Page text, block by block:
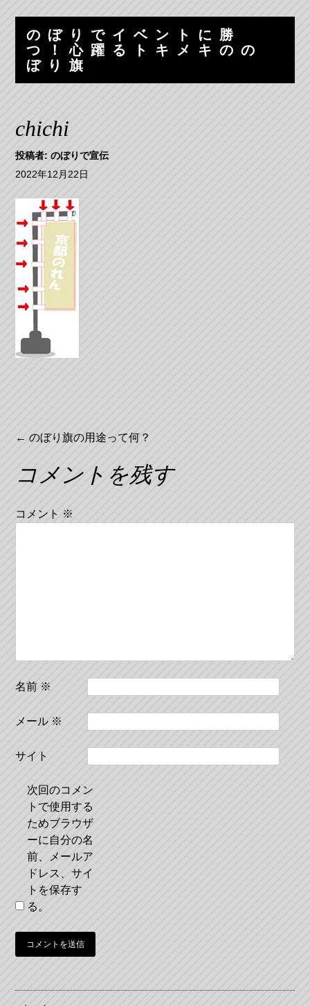
キ
プ
へ
キ
ッ
のぼりでイベントに勝
つ！心躍るトキメキのの
ぼり旗
chichi
投稿者:のぼりで宣伝
2022年12月22日
投
稿
ナ
ビ
← のぼり旗の用途って何？
コメントを残す
コメント ※
名前 ※
メール ※
サイト
次回のコメン
トで使用する
ためブラウザ
ーに自分の名
前、メールア
ドレス、サイ
トを保存す
る。